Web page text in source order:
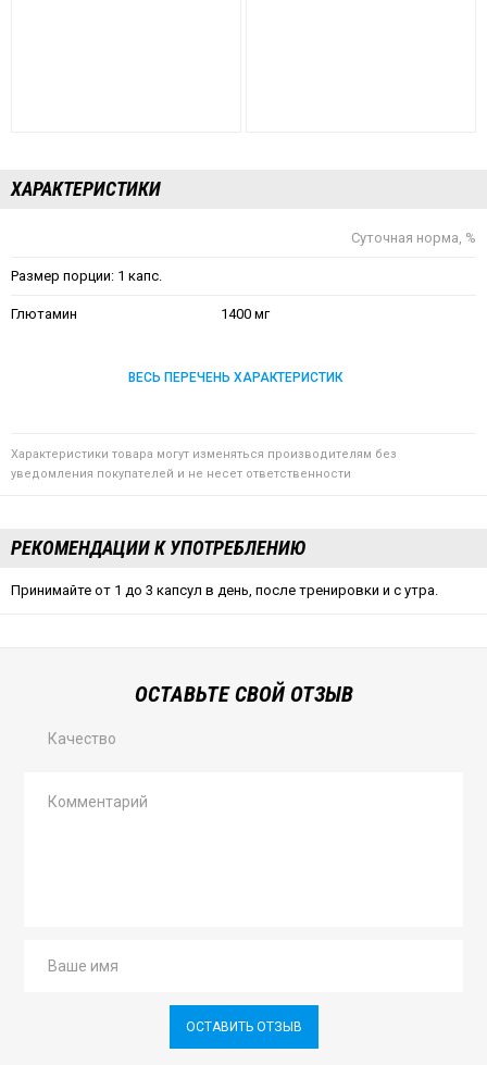
ХАРАКТЕРИСТИКИ
Суточная норма, %
Размер порции: 1 капс.
Глютамин 1400 мг
ВЕСЬ ПЕРЕЧЕНЬ ХАРАКТЕРИСТИК
Характеристики товара могут изменяться производителям без
уведомления покупателей и не несет ответственности
РЕКОМЕНДАЦИИ К УПОТРЕБЛЕНИЮ
Принимайте от 1 до 3 капсул в день, после тренировки и с утра.
ОСТАВЬТЕ СВОЙ ОТЗЫВ
Качество
ОСТАВИТЬ ОТЗЫВ